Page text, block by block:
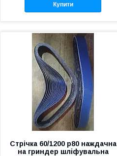
Купити
Стрічка 60/1200 р80 наждачна
на гриндер шліфувальна